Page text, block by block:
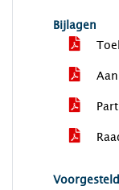
Bijlagen